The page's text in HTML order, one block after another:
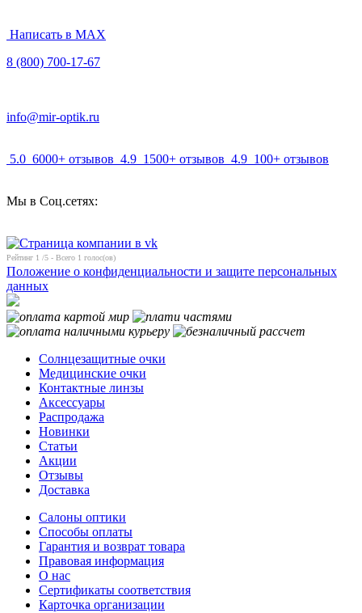
Написать в MAX
8 (800) 700-17-67
info@mir-optik.ru
5.0 6000+ отзывов 4.9 1500+ отзывов 4.9 100+ отзывов
Мы в Соц.сетях:
Рейтинг 1 /5 - Всего 1 голос(ов)
Положение о конфиденциальности и защите персональных
данных
Солнцезащитные очки
Медицинские очки
Контактные линзы
Аксессуары
Распродажа
Новинки
Статьи
Акции
Отзывы
Доставка
Салоны оптики
Способы оплаты
Гарантия и возврат товара
Правовая информация
О нас
Сертификаты соответствия
Карточка организации